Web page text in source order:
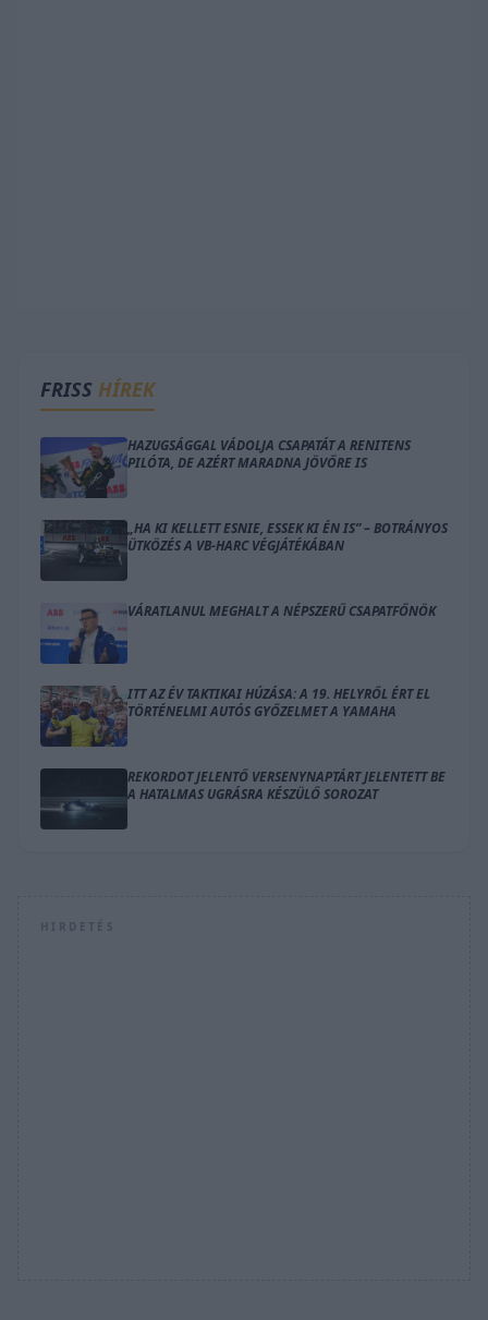
FRISS HÍREK
HAZUGSÁGGAL VÁDOLJA CSAPATÁT A RENITENS
PILÓTA, DE AZÉRT MARADNA JÖVŐRE IS
„HA KI KELLETT ESNIE, ESSEK KI ÉN IS” – BOTRÁNYOS
ÜTKÖZÉS A VB-HARC VÉGJÁTÉKÁBAN
VÁRATLANUL MEGHALT A NÉPSZERŰ CSAPATFŐNÖK
ITT AZ ÉV TAKTIKAI HÚZÁSA: A 19. HELYRŐL ÉRT EL
TÖRTÉNELMI AUTÓS GYŐZELMET A YAMAHA
REKORDOT JELENTŐ VERSENYNAPTÁRT JELENTETT BE
A HATALMAS UGRÁSRA KÉSZÜLŐ SOROZAT
HIRDETÉS